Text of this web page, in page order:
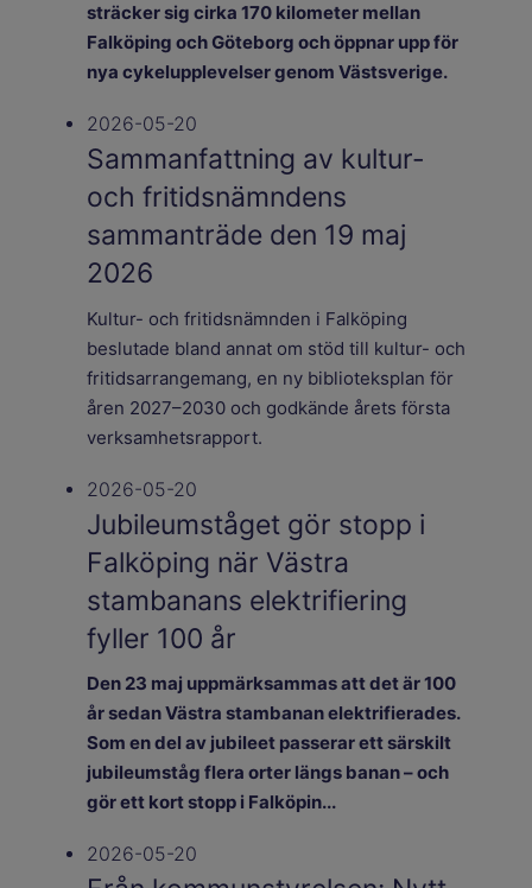
sträcker sig cirka 170 kilometer mellan
Falköping och Göteborg och öppnar upp för
nya cykelupplevelser genom Västsverige.
2026-05-20
Sammanfattning av kultur-
och fritidsnämndens
sammanträde den 19 maj
2026
Kultur- och fritidsnämnden i Falköping
beslutade bland annat om stöd till kultur- och
fritidsarrangemang, en ny biblioteksplan för
åren 2027–2030 och godkände årets första
verksamhetsrapport.
2026-05-20
Jubileumståget gör stopp i
Falköping när Västra
stambanans elektrifiering
fyller 100 år
Den 23 maj uppmärksammas att det är 100
år sedan Västra stambanan elektrifierades.
Som en del av jubileet passerar ett särskilt
jubileumståg flera orter längs banan – och
gör ett kort stopp i Falköpin...
2026-05-20